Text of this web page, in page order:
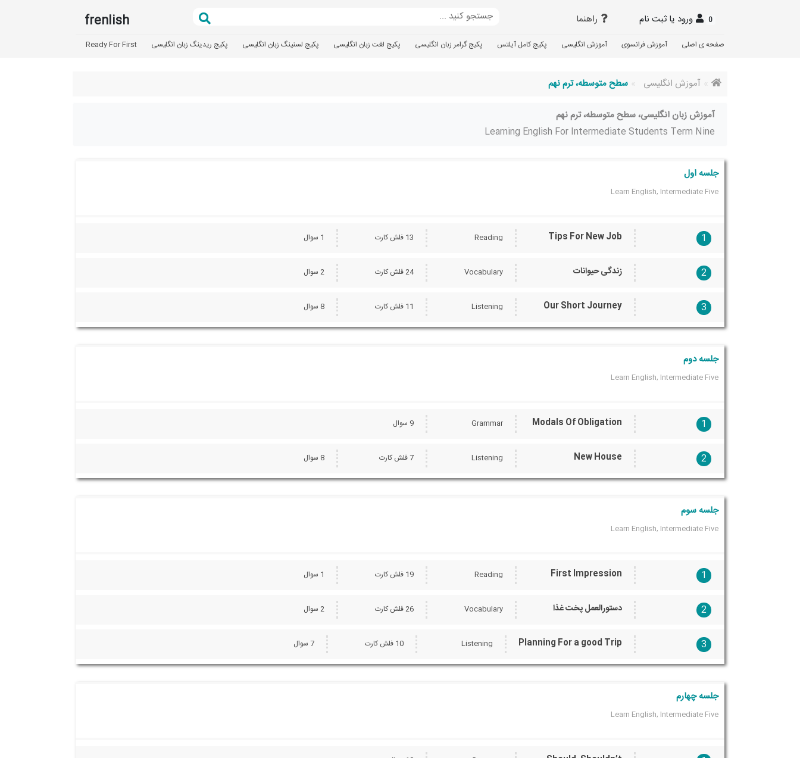
frenlish راهنما 0 ورود یا ثبت نام
صفحه ی اصلی آموزش فرانسوی آموزش انگلیسی پکیج کامل آیلتس پکیج گرامر زبان انگلیسی پکیج لغت زبان انگلیسی پکیج لسنینگ زبان انگلیسی پکیج ریدینگ زبان انگلیسی Ready For First
آموزش انگلیسی سطح متوسطه، ترم نهم
آموزش زبان انگلیسی، سطح متوسطه، ترم نهم
Learning English For Intermediate Students Term Nine
جلسه اول
Learn English, Intermediate Five
1
Tips For New Job
Reading 13 فلش کارت 1 سوال
2 زندگی حیوانات Vocabulary 24 فلش کارت 2 سوال
3
Our Short Journey
Listening 11 فلش کارت 8 سوال
جلسه دوم
Learn English, Intermediate Five
1
Modals Of Obligation
Grammar 9 سوال
2
New House
Listening 7 فلش کارت 8 سوال
جلسه سوم
Learn English, Intermediate Five
1
First Impression
Reading 19 فلش کارت 1 سوال
2 دستورالعمل پخت غذا Vocabulary 26 فلش کارت 2 سوال
3
Planning For a good Trip
Listening 10 فلش کارت 7 سوال
جلسه چهارم
Learn English, Intermediate Five